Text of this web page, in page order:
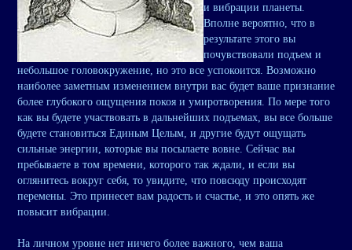
и вибрации планеты.
Вполне вероятно, что в
результате этого вы
почувствовали подъем и
небольшое головокружение, но это все успокоится. Возможно
наиболее заметным изменением внутри вас будет ваше признание
более глубокого ощущения покоя и умиротворения. По мере того
как вы будете участвовать в дальнейших подъемах, вы все больше
будете становиться Единым Целым, и другие будут ощущать
сильные энергии, которые вы посылаете вовне. Сейчас вы
пребываете в том времени, которого так ждали, и если вы
оглянитесь вокруг себя, то увидите, что повсюду происходят
перемены. Это принесет вам радость и счастье, и это опять же
повысит вибрации.
На личном уровне нет ничего более важного, чем ваша